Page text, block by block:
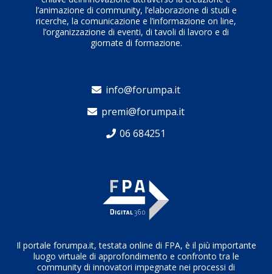
l’animazione di community, l’elaborazione di studi e
ricerche, la comunicazione e l’informazione on line,
l’organizzazione di eventi, di tavoli di lavoro e di
giornate di formazione.
info@forumpa.it
premi@forumpa.it
06 684251
Il portale forumpa.it, testata online di FPA, è il più importante
luogo virtuale di approfondimento e confronto tra le
community di innovatori impegnate nei processi di